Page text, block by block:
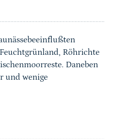
Röhrichte
Daneben
und wenige